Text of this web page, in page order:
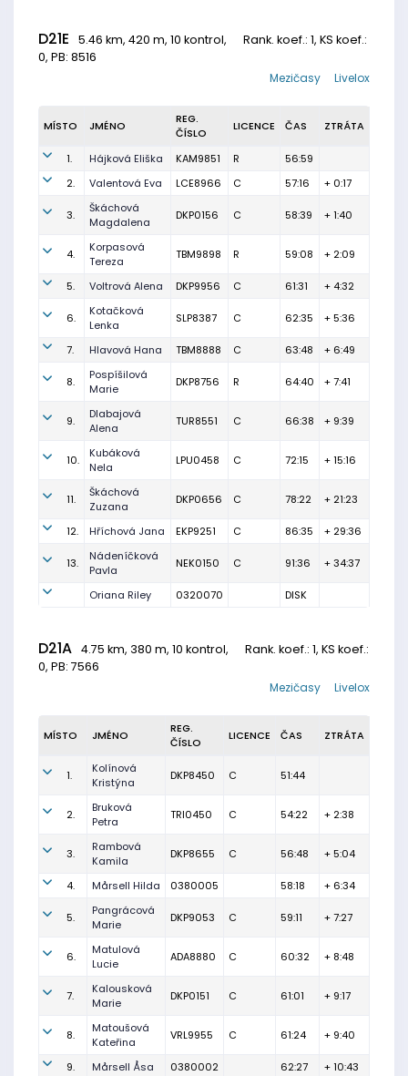
D21E 5.46 km, 420 m, 10 kontrol, Rank. koef.: 1, KS koef.:
0, PB: 8516
Livelox
Mezičasy
MÍSTO JMÉNO
REG.
ČÍSLO
LICENCE ČAS ZTRÁTA
1. Hájková Eliška KAM9851 R
56:59
2.
Valentová Eva LCE8966 C 57:16 + 0:17
3.
Škáchová
Magdalena
DKP0156 C 58:39 + 1:40
4.
Korpasová
Tereza
TBM9898 R 59:08 + 2:09
5. Voltrová Alena DKP9956 C 61:31 + 4:32
6.
Kotačková
Lenka
SLP8387 C 62:35 + 5:36
7. Hlavová Hana TBM8888 C 63:48 + 6:49
8.
Pospíšilová
Marie
DKP8756 R 64:40 + 7:41
9.
Dlabajová
Alena
TUR8551 C 66:38 + 9:39
10.
Kubáková
Nela
LPU0458 C 72:15 + 15:16
11.
Škáchová
Zuzana
DKP0656 C 78:22 + 21:23
12. Hříchová Jana EKP9251 C 86:35 + 29:36
13.
Nádeníčková
Pavla
NEK0150 C 91:36 + 34:37
Oriana Riley 0320070 DISK
D21A 4.75 km, 380 m, 10 kontrol, Rank. koef.: 1, KS koef.:
0, PB: 7566
Livelox
Mezičasy
MÍSTO JMÉNO
REG.
ČÍSLO
LICENCE ČAS ZTRÁTA
1.
Kolínová
Kristýna
DKP8450 C 51:44
2.
Bruková
Petra
TRI0450 C 54:22 + 2:38
3.
Rambová
Kamila
DKP8655 C 56:48 + 5:04
4. Mårsell Hilda 0380005 58:18 + 6:34
5.
Pangrácová
Marie
DKP9053 C 59:11 + 7:27
6.
Matulová
Lucie
ADA8880 C 60:32 + 8:48
7.
Kalousková
Marie
DKP0151 C 61:01 + 9:17
8.
Matoušová
Kateřina
VRL9955 C 61:24 + 9:40
9. Mårsell Åsa 0380002 62:27 + 10:43